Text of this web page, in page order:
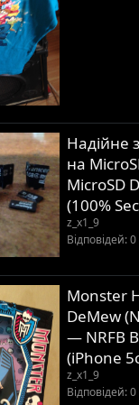
Надійне
на
MicroSD
(100%
z_x1_9
Відповідей 0
Monster
DeMew
— NRFB
(iPhone
z_x1_9
Відповідей 0